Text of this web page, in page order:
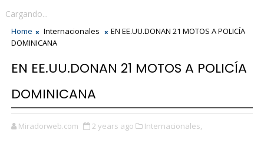
Cargando...
Home Internacionales
EN EE.UU.DONAN 21 MOTOS A POLICÍA
DOMINICANA
EN EE.UU.DONAN 21 MOTOS A POLICÍA
DOMINICANA
Miradorweb.com 2 years ago Internacionales,